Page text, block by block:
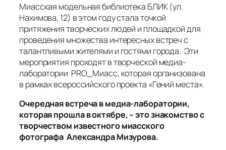
Миасская модельная библиотека БЛИК (ул.
Нахимова, 12) в этом году стала точкой
притяжения творческих людей и площадкой для
проведения множества интересных встреч с
талантливыми жителями и гостями города. Эти
мероприятия проходят в творческой медиа-
лаборатории PRO_Миасс, которая организована
в рамках всероссийского проекта «Гений места».
Очередная встреча в медиа-лаборатории,
которая прошла в октябре, – это знакомство с
творчеством известного миасского
фотографа Александра Мизурова.